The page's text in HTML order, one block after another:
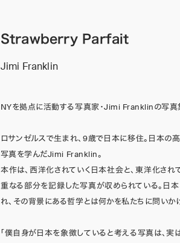
Strawberry Parfait
Jimi Franklin
NYを拠点に活動する写真家・Jimi Franklinの写真
ロサンゼルスで生まれ、9歳で日本に移住。日本の
写真を学んだJimi Franklin。
本作は、西洋化されていく日本社会と、東洋化され
重なる部分を記録した写真が収められている。日
れ、その背景にある哲学とは何かを私たちに問いか
「僕自身が日本を象徴していると考える写真は、実